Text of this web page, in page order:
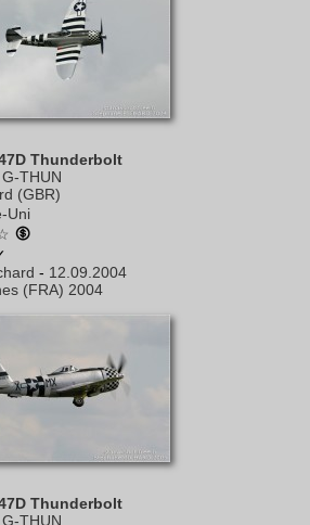
Thunderbolt
G-THUN
(GBR)
Uni
- 12.09.2004
(FRA) 2004
Thunderbolt
G-THUN